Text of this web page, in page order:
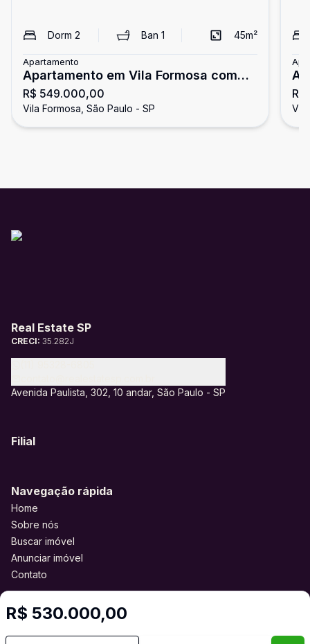
Dorm 2 Ban 1 45m²
Apartamento
Apartamento em Vila Formosa com
45m²
R$ 549.000,00
Vila Formosa, São Paulo - SP
-
R$ 530.000,00
Real Estate SP
CRECI: 35.282J
Avenida Paulista, 302, 10 andar, São Paulo - SP
Filial
Navegação rápida
Home
Sobre nós
Buscar imóvel
Anunciar imóvel
Contato
Selo de Tecnologia Loft